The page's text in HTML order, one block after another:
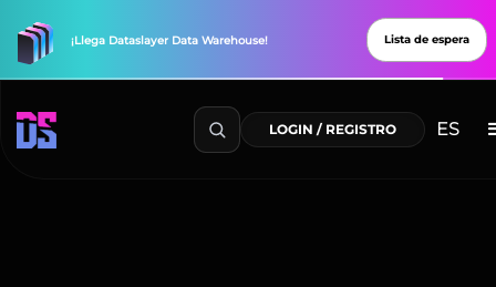
¡Llega Dataslayer Data Warehouse! Lista de espera
LOGIN / REGISTRO ES